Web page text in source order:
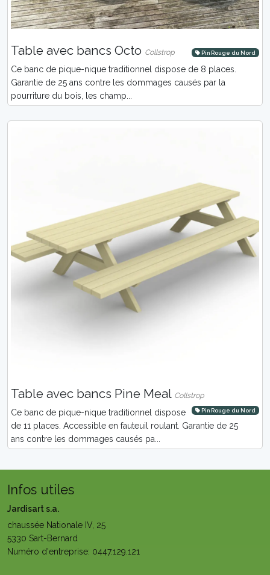
Table avec bancs Octo Collstrop Pin Rouge du Nord
Ce banc de pique-nique traditionnel dispose de 8 places.
Garantie de 25 ans contre les dommages causés par la
pourriture du bois, les champ...
Table avec bancs Pine Meal Collstrop
Pin Rouge du Nord
Ce banc de pique-nique traditionnel dispose
de 11 places. Accessible en fauteuil roulant. Garantie de 25
ans contre les dommages causés pa...
Infos utiles
Jardisart s.a.
chaussée Nationale IV, 25
5330 Sart-Bernard
Numéro d'entreprise: 0447.129.121